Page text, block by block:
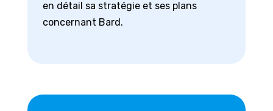
en détail sa stratégie et ses plans
concernant Bard.